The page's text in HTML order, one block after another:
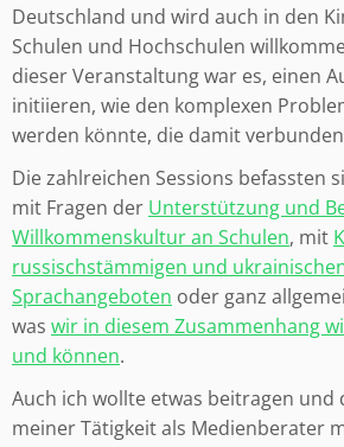
Deutschland und wird auch in den
Schulen und Hochschulen
dieser Veranstaltung war es, einen
initiieren, wie den komplexen
werden könnte, die damit
Die zahlreichen Sessions befassten
mit Fragen der Unterstützung und
Willkommenskultur an Schulen, mit
russischstämmigen und
Sprachangeboten oder ganz
was wir in diesem Zusammenhang
und können.
Auch ich wollte etwas beitragen und
meiner Tätigkeit als Medienberater